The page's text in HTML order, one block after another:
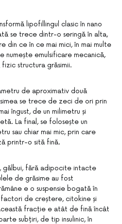
lipofillingul clasic în nano
se trece dintr-o seringă în alta,
din ce în ce mai mici, în mai multe
numește emulsificare mecanică,
fizic structura grăsimii.
de aproximativ două
se trece de zeci de ori prin
îngust, de un milimetru și
La final, se folosește un
sau chiar mai mic, prin care
printr-o sită fină.
gălbui, fără adipocite intacte
de grăsime au fost
e o suspensie bogată în
de creștere, citokine și
fracție e atât de fină încât
subțiri, de tip insulinic, în